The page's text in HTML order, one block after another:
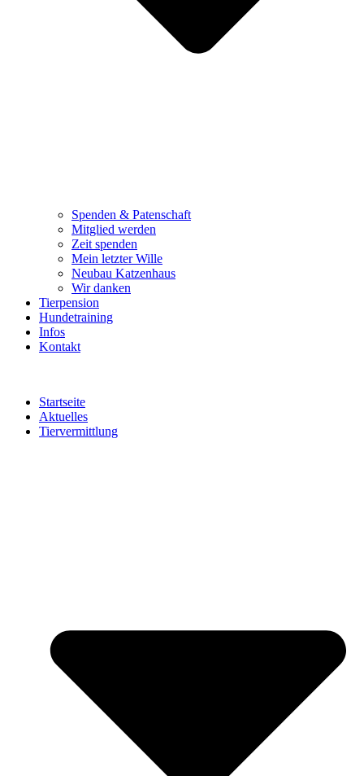
Spenden & Patenschaft
Mitglied werden
Zeit spenden
Mein letzter Wille
Neubau Katzenhaus
Wir danken
Tierpension
Hundetraining
Infos
Kontakt
Startseite
Aktuelles
Tiervermittlung